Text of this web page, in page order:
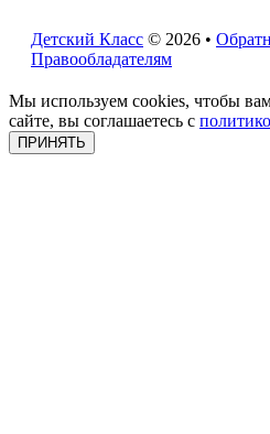
Детский Класс © 2026 •
Правообладателям
Мы используем cookies, чтобы
сайте, вы соглашаетесь с
ПРИНЯТЬ